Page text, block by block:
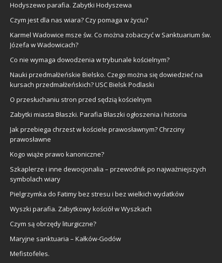
Hodyszewo parafia. Zabytki Hodyszewa
Czym jest dla nas wiara? Czy pomaga w życiu?
Karmel Wadowice msze św. Co można zobaczyć w Sanktuarium św.
Józefa w Wadowicach?
Co nie wymaga dowodzenia w trybunale kościelnym?
Nauki przedmałżeńskie Bielsko. Czego można się dowiedzieć na
kursach przedmałżeńskich? USC Bielsk Podlaski
O przesłuchaniu stron przed sędzią kościelnym
Zabytki miasta Błaszki. Parafia Błaszki ogłoszenia i historia
Jak przebiega chrzest w kościele prawosławnym? Chrzciny
prawosławne
Kogo wiąże prawo kanoniczne?
Szkaplerze i inne dewocjonalia – przewodnik po najważniejszych
symbolach wiary
Pielgrzymka do Fatimy bez stresu i bez wielkich wydatków
Wyszki parafia. Zabytkowy kościół w Wyszkach
Czym są obrzędy liturgiczne?
Maryjne sanktuaria – Kałków-Godów
Mefistofeles.